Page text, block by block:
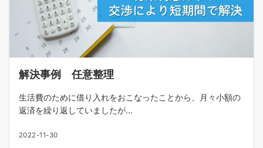
解決事例 任意整理
生活費のために借り入れをおこなったことから、月々小額の
返済を繰り返していましたが...
2022-11-30